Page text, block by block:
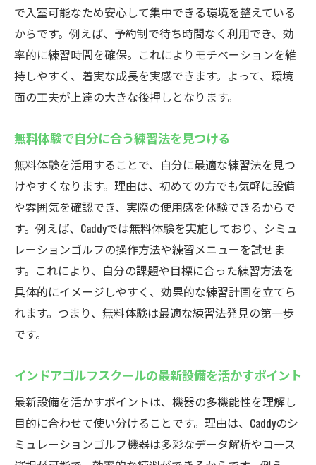
で入室可能なため安心して集中できる環境を整えている
からです。例えば、予約制で待ち時間なく利用でき、効
率的に練習時間を確保。これによりモチベーションを維
持しやすく、着実な成長を実感できます。よって、環境
面の工夫が上達の大きな後押しとなります。
無料体験で自分に合う練習法を見つける
無料体験を活用することで、自分に最適な練習法を見つ
けやすくなります。理由は、初めての方でも気軽に設備
や雰囲気を確認でき、実際の使用感を体験できるからで
す。例えば、Caddyでは無料体験を実施しており、シミュ
レーションゴルフの操作方法や練習メニューを試せま
す。これにより、自分の課題や目標に合った練習方法を
具体的にイメージしやすく、効果的な練習計画を立てら
れます。つまり、無料体験は最適な練習法発見の第一歩
です。
インドアゴルフスクールの最新設備を活かすポイント
最新設備を活かすポイントは、機器の多機能性を理解し
目的に合わせて使い分けることです。理由は、Caddyのシ
ミュレーションゴルフ機器は多彩なデータ解析やコース